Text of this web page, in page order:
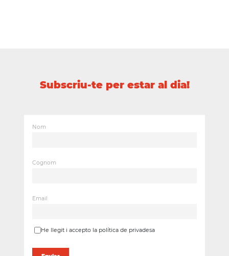
Subscriu-te per estar al dia!
Nom
Cognom
Email
He llegit i accepto la política de privadesa